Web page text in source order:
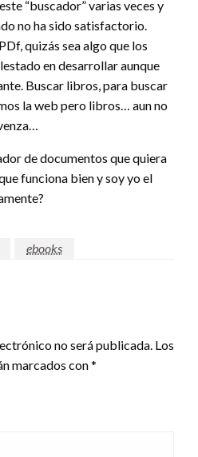
“buscador” varias veces y
no ha sido satisfactorio.
quizás sea algo que los
en desarrollar aunque
Buscar libros, para buscar
la web pero libros… aun no
de documentos que quiera
funciona bien y soy yo el
ebooks
no será publicada. Los
marcados con*